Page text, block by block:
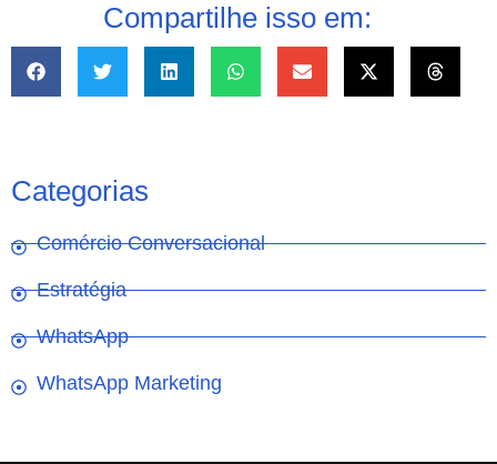
Compartilhe isso em:
Categorias
Comércio Conversacional
Estratégia
WhatsApp
WhatsApp Marketing